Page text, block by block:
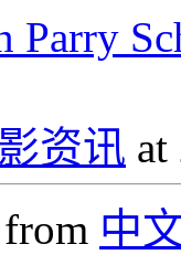
Parry
资讯 at
中